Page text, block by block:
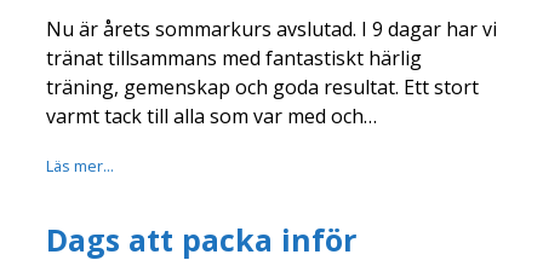
Nu är årets sommarkurs avslutad. I 9 dagar har vi
tränat tillsammans med fantastiskt härlig
träning, gemenskap och goda resultat. Ett stort
varmt tack till alla som var med och…
Läs mer...
Dags att packa inför